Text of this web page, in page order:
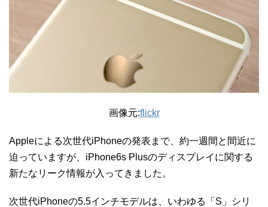
画像元:flickr
Appleによる次世代iPhoneの発表まで、約一週間と間近に
迫っていますが、iPhone6s Plusのディスプレイに関する
新たなリーク情報が入ってきました。
次世代iPhoneの5.5インチモデルは、いわゆる「S」シリ